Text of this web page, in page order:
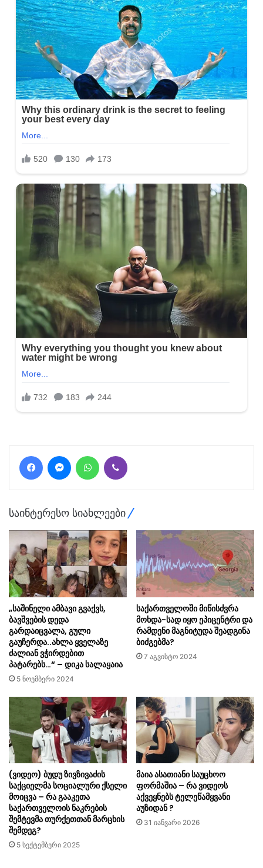
FacebookMessengerWhatsApp
საინტერესო სიახლეები
„საშინელი ამბავი გვაქვს,
ბავშვების დედა
გარდაიცვალა, გული
გაუჩერდა..ახლა ყველაზე
ძალიან ვჭირდებით
პატარებს…“ – დიკა სალაყაია
5 ნოემბერი 2024
საქართველოში მიწისძვრა
მოხდა-სად იყო ეპიცენტრი და
რამდენი მაგნიტუდა შეადგინა
ბიძგებმა?
7 აგვისტო 2024
(ვიდეო) ბუდუ ზივზივაძის
საქციელმა სოციალური ქსელი
მოიცვა – რა გააკეთა
საქართველოის ნაკრების
შემტევმა თურქეთთან მარცხის
შემდეგ?
5 სექტემბერი 2025
მაია ასათიანი საუცხოო
ფორმაშია – რა ვიდეოს
აქვეყნებს ტელეწამყვანი
აუზიდან ?
31 იანვარი 2026